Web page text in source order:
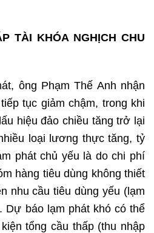
TÀI KHÓA NGHỊCH CHU
ông Phạm Thế Anh nhận
tục giảm chậm, trong khi
hiệu đảo chiều tăng trở lại
loại lương thực tăng, tỷ
phát chủ yếu là do chi phí
hàng tiêu dùng không thiết
nhu cầu tiêu dùng yếu (lạm
Dự báo lạm phát khó có thể
tổng cầu thấp (thu nhập